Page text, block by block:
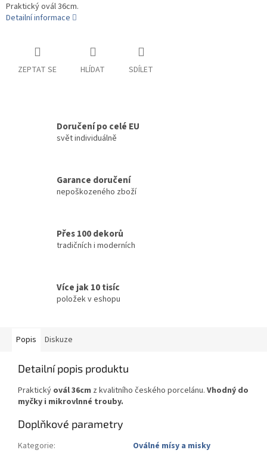
Praktický ovál 36cm.
Detailní informace
ZEPTAT SE HLÍDAT SDÍLET
Doručení po celé EU
svět individuálně
Garance doručení
nepoškozeného zboží
Přes 100 dekorů
tradičních i moderních
Více jak 10 tisíc
položek v eshopu
Popis Diskuze
Detailní popis produktu
Praktický ovál 36cm z kvalitního českého porcelánu. Vhodný do
myčky i mikrovlnné trouby.
Doplňkové parametry
Kategorie:
Oválné mísy a misky